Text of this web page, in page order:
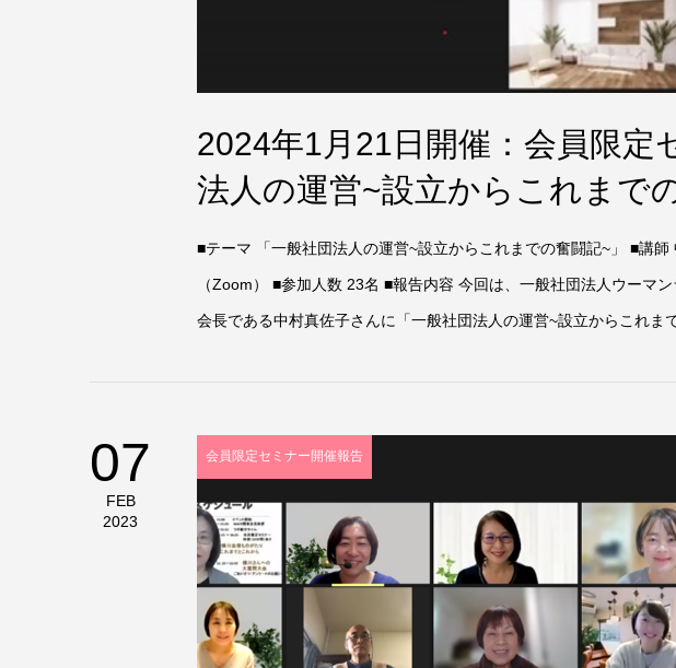
2024年1月21日開催：会員限
法人の運営~設立からこれまで
■テーマ 「一般社団法人の運営~設立からこれまでの奮闘記~」 ■講
（Zoom） ■参加人数 23名 ■報告内容 今回は、一般社団法人ウーマ
会長である中村真佐子さんに「一般社団法人の運営~設立からこれま
07
FEB
2023
会員限定セミナー開催報告